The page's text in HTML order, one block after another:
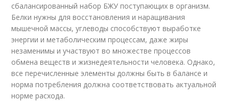
сбалансированный набор БЖУ поступающих в организм.
Белки нужны для восстановления и наращивания
мышечной массы, углеводы способствуют выработке
энергии и метаболическим процессам, даже жиры
незаменимы и участвуют во множестве процессов
обмена веществ и жизнедеятельности человека. Однако,
все перечисленные элементы должны быть в балансе и
норма потребления должна соответствовать актуальной
норме расхода.